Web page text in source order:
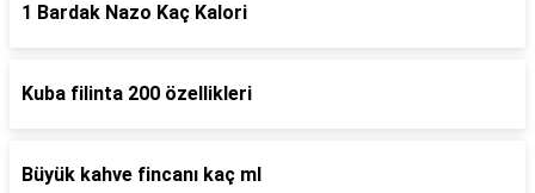
1 Bardak Nazo Kaç Kalori
Kuba filinta 200 özellikleri
Büyük kahve fincanı kaç ml